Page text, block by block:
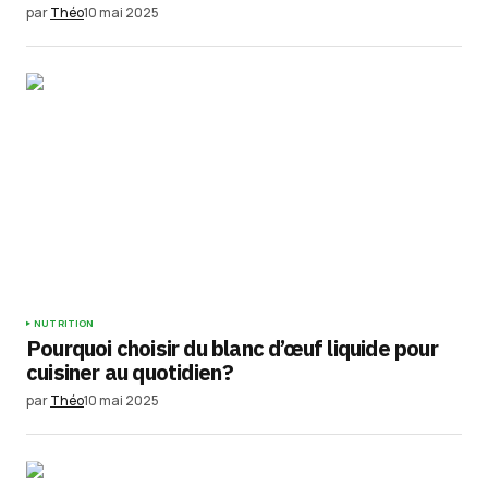
parThéo10 mai 2025
NUTRITION
Pourquoi choisir du blanc d’œuf liquide pour
cuisiner au quotidien ?
parThéo10 mai 2025